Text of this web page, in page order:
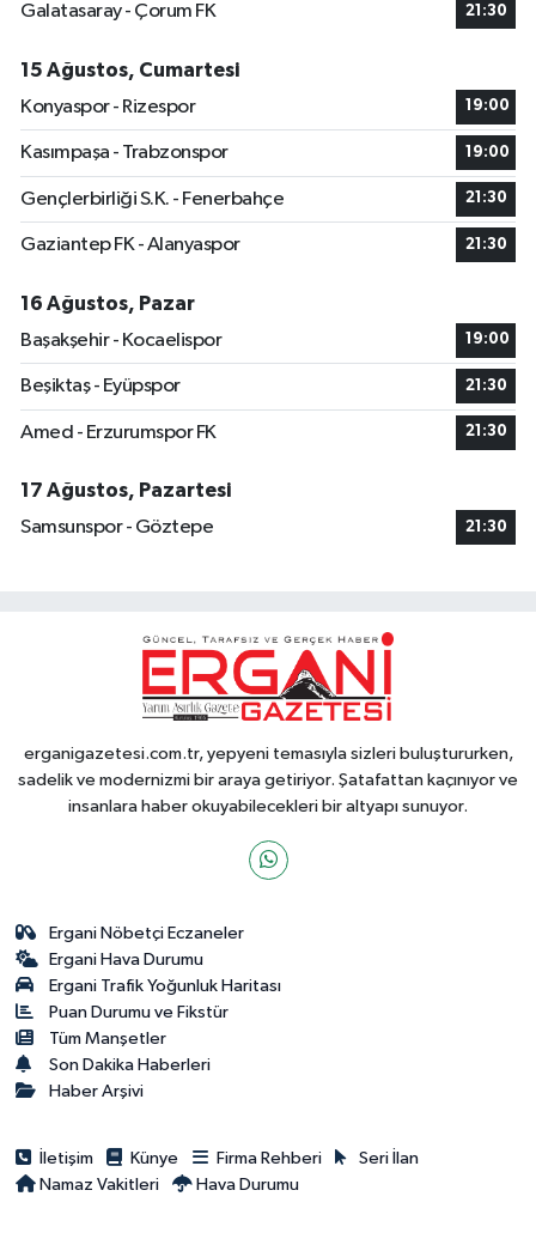
Galatasaray - Çorum FK
21:30
15 Ağustos, Cumartesi
Konyaspor - Rizespor
19:00
Kasımpaşa - Trabzonspor 19:00
Gençlerbirliği S.K. - Fenerbahçe 21:30
Gaziantep FK - Alanyaspor 21:30
16 Ağustos, Pazar
Başakşehir - Kocaelispor
19:00
Beşiktaş - Eyüpspor 21:30
Amed - Erzurumspor FK 21:30
17 Ağustos, Pazartesi
Samsunspor - Göztepe
21:30
erganigazetesi.com.tr, yepyeni temasıyla sizleri buluştururken,
sadelik ve modernizmi bir araya getiriyor. Şatafattan kaçınıyor ve
insanlara haber okuyabilecekleri bir altyapı sunuyor.
Ergani Nöbetçi Eczaneler
Ergani Hava Durumu
Ergani Trafik Yoğunluk Haritası
Puan Durumu ve Fikstür
Tüm Manşetler
Son Dakika Haberleri
Haber Arşivi
İletişim Künye Firma Rehberi
Seri İlan
Namaz Vakitleri
Hava Durumu